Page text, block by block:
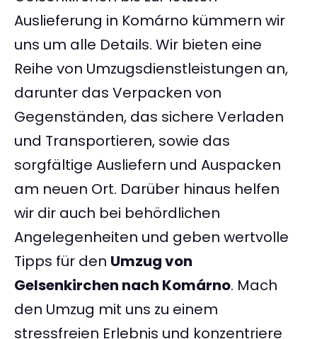
Auslieferung in Komárno kümmern wir
uns um alle Details. Wir bieten eine
Reihe von Umzugsdienstleistungen an,
darunter das Verpacken von
Gegenständen, das sichere Verladen
und Transportieren, sowie das
sorgfältige Ausliefern und Auspacken
am neuen Ort. Darüber hinaus helfen
wir dir auch bei behördlichen
Angelegenheiten und geben wertvolle
Tipps für den Umzug von
Gelsenkirchen nach Komárno. Mach
den Umzug mit uns zu einem
stressfreien Erlebnis und konzentriere